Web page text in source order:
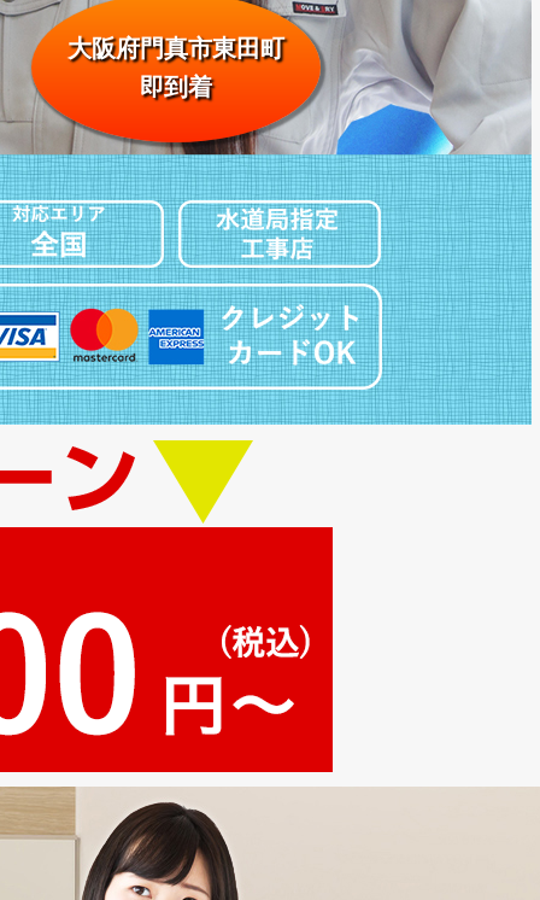
大阪府門真市東田町
即到着